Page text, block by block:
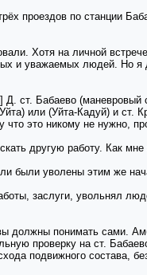
проездов по станции
Хотя на личной
и уважаемых людей. Но
cт. Бабаево (маневровый
или (Уйта-Кадуй) и ст.
это никому не нужно,
другую работу. Как
были уволены этим же
заслуги, увольнял
должны понимать сами.
проверку на ст.
подвижного состава,